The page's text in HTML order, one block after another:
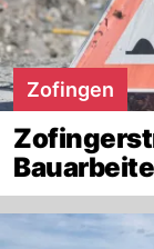
Zofingen